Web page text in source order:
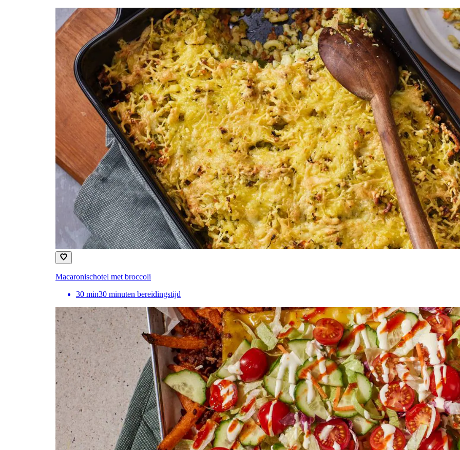
Macaronischotel met broccoli
30 min30 minuten bereidingstijd